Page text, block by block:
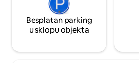
Besplatan parking
u sklopu objekta